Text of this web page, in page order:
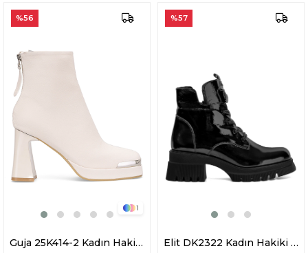
1
Guja 25K414-2 Kadın Hakiki Deri Topuklu Bot Bej
%56
Elit DK2322 Kadın Hakiki Deri Topuklu Bot Siyah
%57